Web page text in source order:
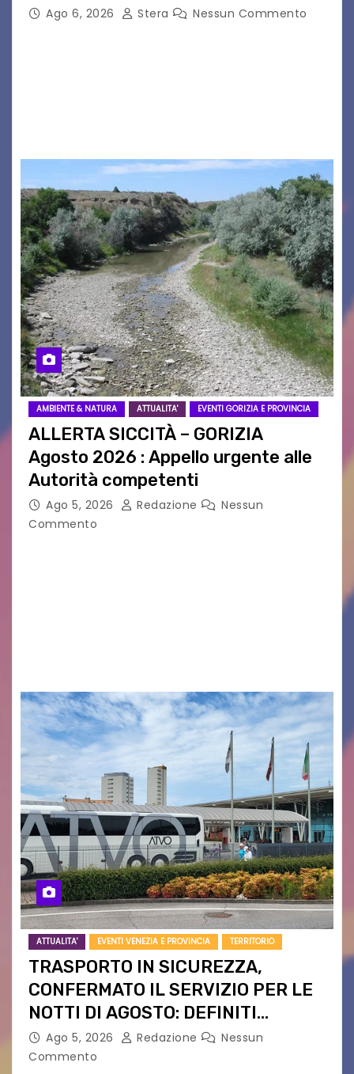
Ago 6, 2026 Stera Nessun Commento
AMBIENTE & NATURA ATTUALITA' EVENTI GORIZIA E PROVINCIA
ALLERTA SICCITÀ – GORIZIA
Agosto 2026 : Appello urgente alle
Autorità competenti
Ago 5, 2026 Redazione
Nessun
Commento
ATTUALITA' EVENTI VENEZIA E PROVINCIA TERRITORIO
TRASPORTO IN SICUREZZA,
CONFERMATO IL SERVIZIO PER LE
NOTTI DI AGOSTO: DEFINITI
PERCORSI, FERMATE E ORARIO
Ago 5, 2026 Redazione
Nessun
Commento